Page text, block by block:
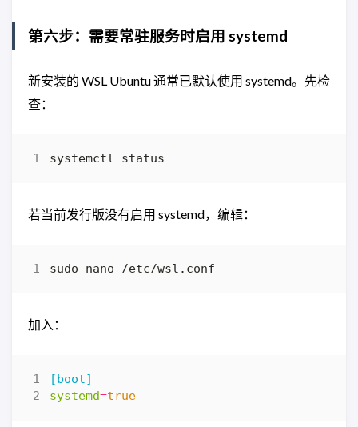
第六步：需要常驻服务时启用 systemd
新安装的 WSL Ubuntu 通常已默认使用 systemd。先检
查：
若当前发行版没有启用 systemd，编辑：
加入：
[boot]
systemd=true